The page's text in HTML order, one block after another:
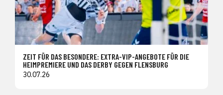
ZEIT FÜR DAS BESONDERE: EXTRA-VIP-ANGEBOTE FÜR DIE
HEIMPREMIERE UND DAS DERBY GEGEN FLENSBURG
30.07.26